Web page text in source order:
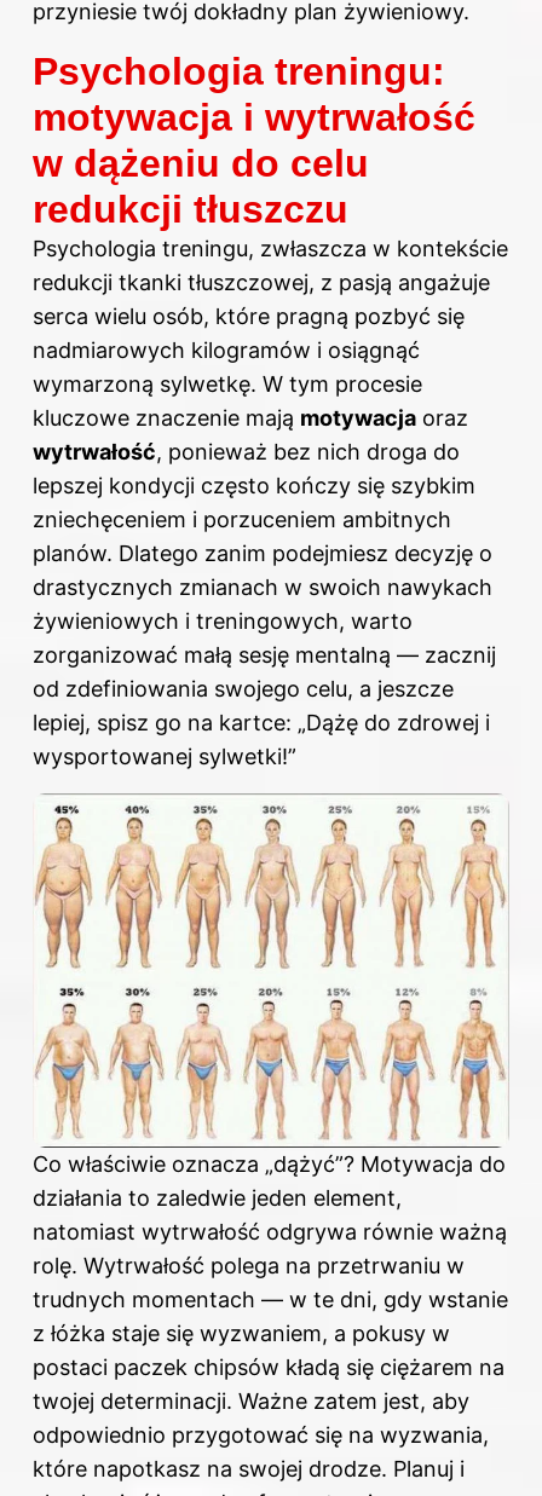
przyniesie twój dokładny plan żywieniowy.
Psychologia treningu:
motywacja i wytrwałość
w dążeniu do celu
redukcji tłuszczu
Psychologia treningu, zwłaszcza w kontekście
redukcji tkanki tłuszczowej, z pasją angażuje
serca wielu osób, które pragną pozbyć się
nadmiarowych kilogramów i osiągnąć
wymarzoną sylwetkę. W tym procesie
kluczowe znaczenie mają motywacja oraz
wytrwałość, ponieważ bez nich droga do
lepszej kondycji często kończy się szybkim
zniechęceniem i porzuceniem ambitnych
planów. Dlatego zanim podejmiesz decyzję o
drastycznych zmianach w swoich nawykach
żywieniowych i treningowych, warto
zorganizować małą sesję mentalną — zacznij
od zdefiniowania swojego celu, a jeszcze
lepiej, spisz go na kartce: „Dążę do zdrowej i
wysportowanej sylwetki!”
Co właściwie oznacza „dążyć”? Motywacja do
działania to zaledwie jeden element,
natomiast wytrwałość odgrywa równie ważną
rolę. Wytrwałość polega na przetrwaniu w
trudnych momentach — w te dni, gdy wstanie
z łóżka staje się wyzwaniem, a pokusy w
postaci paczek chipsów kładą się ciężarem na
twojej determinacji. Ważne zatem jest, aby
odpowiednio przygotować się na wyzwania,
które napotkasz na swojej drodze. Planuj i